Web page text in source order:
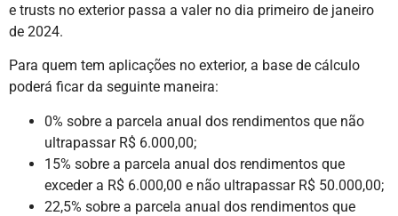
e trusts no exterior passa a valer no dia primeiro de janeiro
de 2024.
Para quem tem aplicações no exterior, a base de cálculo
poderá ficar da seguinte maneira:
0% sobre a parcela anual dos rendimentos que não
ultrapassar R$ 6.000,00;
15% sobre a parcela anual dos rendimentos que
exceder a R$ 6.000,00 e não ultrapassar R$ 50.000,00;
22,5% sobre a parcela anual dos rendimentos que